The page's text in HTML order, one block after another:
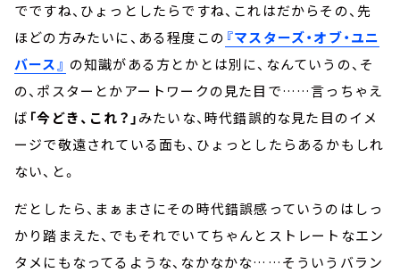
でですね、ひょっとしたらですね、これはだからその、先
ほどの方みたいに、ある程度この 『マスターズ・オブ・ユニ
バース』 の知識がある方とかとは別に、なんていうの、そ
の、ポスターとかアートワークの見た目で……言っちゃえ
ば 「今どき、これ？」みたいな、時代錯誤的な見た目のイメ
ージで敬遠されている面も、ひょっとしたらあるかもしれ
ない、と。
だとしたら、まぁまさにその時代錯誤感っていうのはしっ
かり踏まえた、でもそれでいてちゃんとストレートなエン
タメにもなってるような、なかなかな……そういうバラン